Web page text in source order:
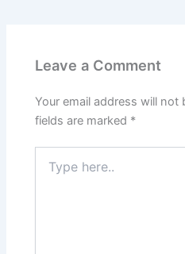
Leave a Comment
Your email address will not
fields are marked *
here..